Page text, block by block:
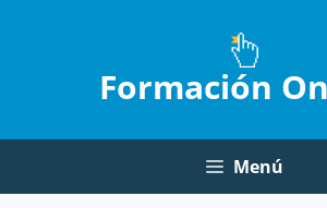
Formación
Menú